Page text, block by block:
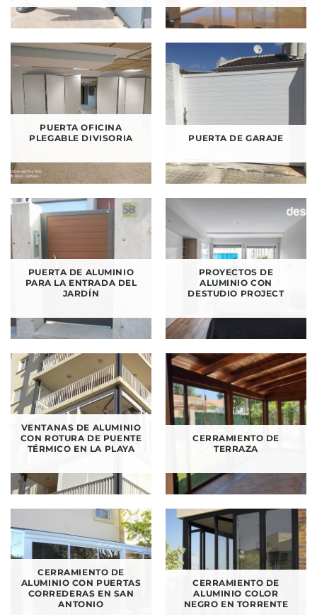
PUERTA OFICINA
PLEGABLE DIVISORIA
PUERTA DE GARAJE
PUERTA DE ALUMINIO
PARA LA ENTRADA DEL
JARDÍN
PROYECTOS DE
ALUMINIO CON
DESTUDIO PROJECT
VENTANAS DE ALUMINIO
CON ROTURA DE PUENTE
TÉRMICO EN LA PLAYA
CERRAMIENTO DE
TERRAZA
CERRAMIENTO DE
ALUMINIO CON PUERTAS
CORREDERAS EN SAN
ANTONIO
CERRAMIENTO DE
ALUMINIO COLOR
NEGRO EN TORRENTE